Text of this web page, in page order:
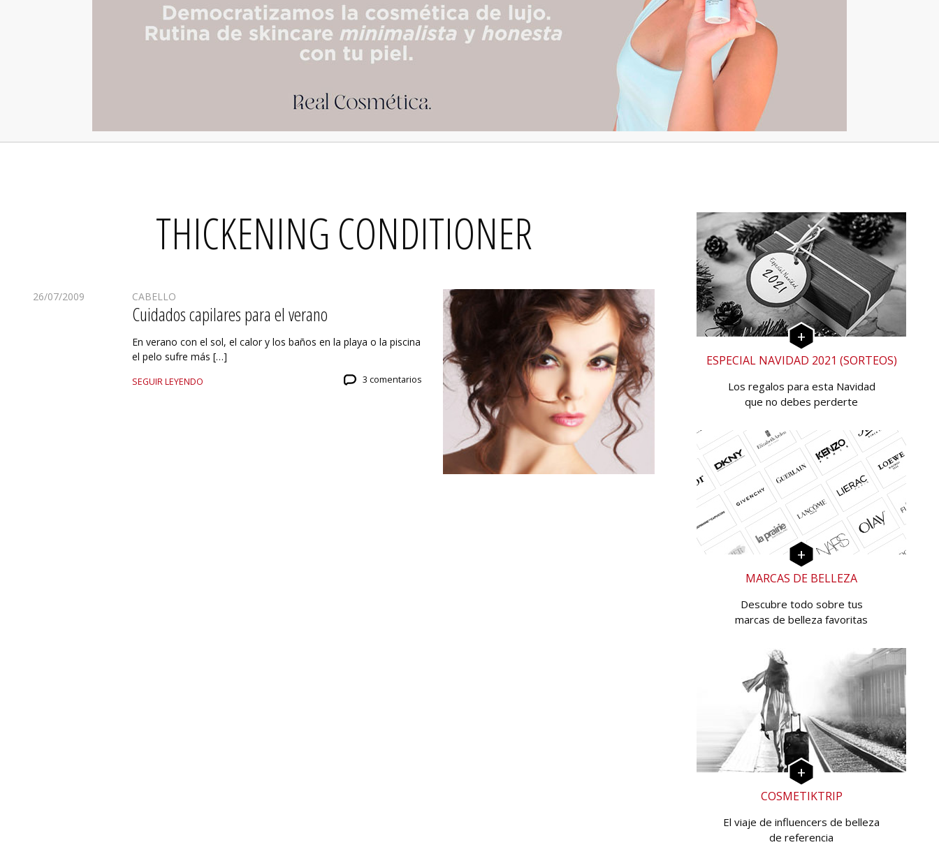
THICKENING CONDITIONER
26/07/2009 CABELLO
Cuidados capilares para el verano
En verano con el sol, el calor y los baños en la playa o la piscina
el pelo sufre más […]
SEGUIR LEYENDO 3 comentarios
ESPECIAL NAVIDAD 2021 (SORTEOS)
Los regalos para esta Navidad
que no debes perderte
MARCAS DE BELLEZA
Descubre todo sobre tus
marcas de belleza favoritas
COSMETIKTRIP
El viaje de influencers de belleza
de referencia